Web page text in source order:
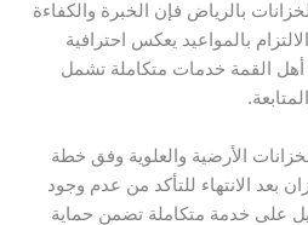
بالرياض فإن الخبرة والكفاءة
بالمواعيد يعكس احترافية
القمة خدمات متكاملة تشمل
الأرضية والعلوية وفق خطة
بعد الانتهاء للتأكد من عدم وجود
على خدمة متكاملة تضمن حماية